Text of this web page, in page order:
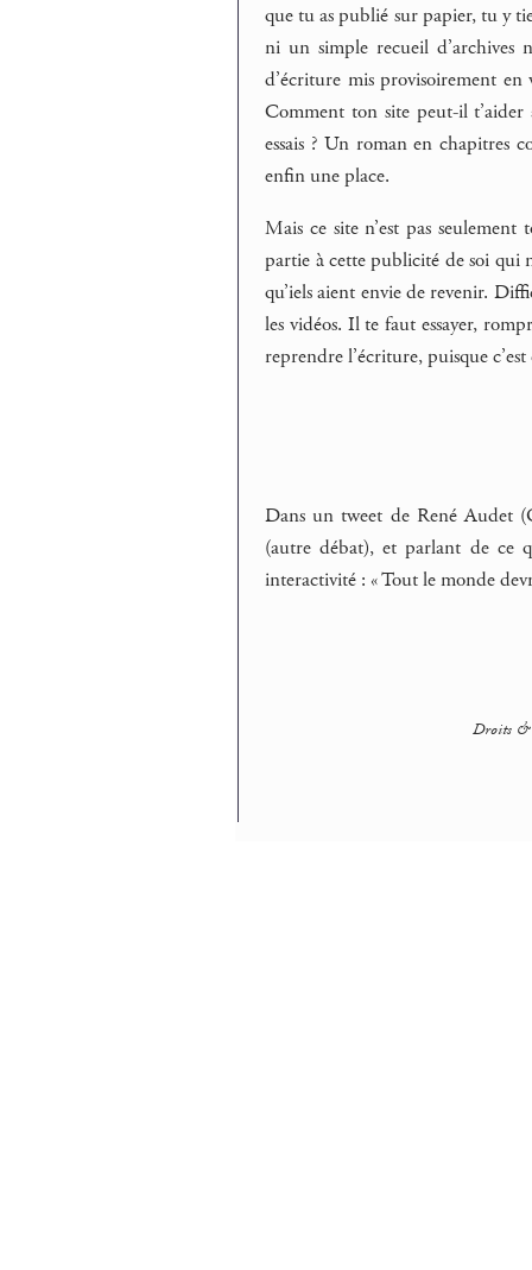
que tu as publié sur papier, tu y
ni un simple recueil d’archives
d’écriture mis provisoirement en
Comment ton site peut-il
essais ? Un roman en chapitres
enfin une place.
Mais ce site n’est pas
partie à cette publicité de soi qui
qu’iels aient envie de revenir.
les vidéos. Il te faut essayer,
reprendre l’écriture, puisque
Dans un tweet de René Audet
(autre débat), et parlant de ce
interactivité : « Tout le monde
Droits &